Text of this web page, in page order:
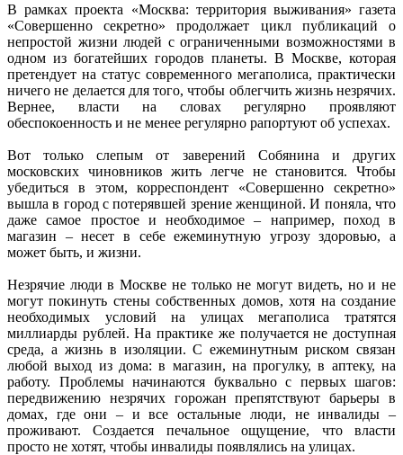
В рамках проекта «Москва: территория выживания» газета
«Совершенно секретно» продолжает цикл публикаций о
непростой жизни людей с ограниченными возможностями в
одном из богатейших городов планеты. В Москве, которая
претендует на статус современного мегаполиса, практически
ничего не делается для того, чтобы облегчить жизнь незрячих.
Вернее, власти на словах регулярно проявляют
обеспокоенность и не менее регулярно рапортуют об успехах.
Вот только слепым от заверений Собянина и других
московских чиновников жить легче не становится. Чтобы
убедиться в этом, корреспондент «Совершенно секретно»
вышла в город с потерявшей зрение женщиной. И поняла, что
даже самое простое и необходимое – например, поход в
магазин – несет в себе ежеминутную угрозу здоровью, а
может быть, и жизни.
Незрячие люди в Москве не только не могут видеть, но и не
могут покинуть стены собственных домов, хотя на создание
необходимых условий на улицах мегаполиса тратятся
миллиарды рублей. На практике же получается не доступная
среда, а жизнь в изоляции. С ежеминутным риском связан
любой выход из дома: в магазин, на прогулку, в аптеку, на
работу. Проблемы начинаются буквально с первых шагов:
передвижению незрячих горожан препятствуют барьеры в
домах, где они – и все остальные люди, не инвалиды –
проживают. Создается печальное ощущение, что власти
просто не хотят, чтобы инвалиды появлялись на улицах.